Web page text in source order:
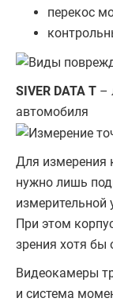
перекос
SIVER DATA T –
автомобиля
Для измерения
нужно лишь
измерительной
При этом
зрения хотя бы
Видеокамеры
и система